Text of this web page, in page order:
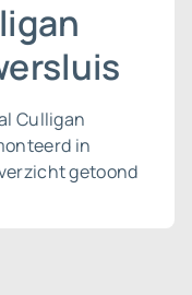
Culligan
in
getoond